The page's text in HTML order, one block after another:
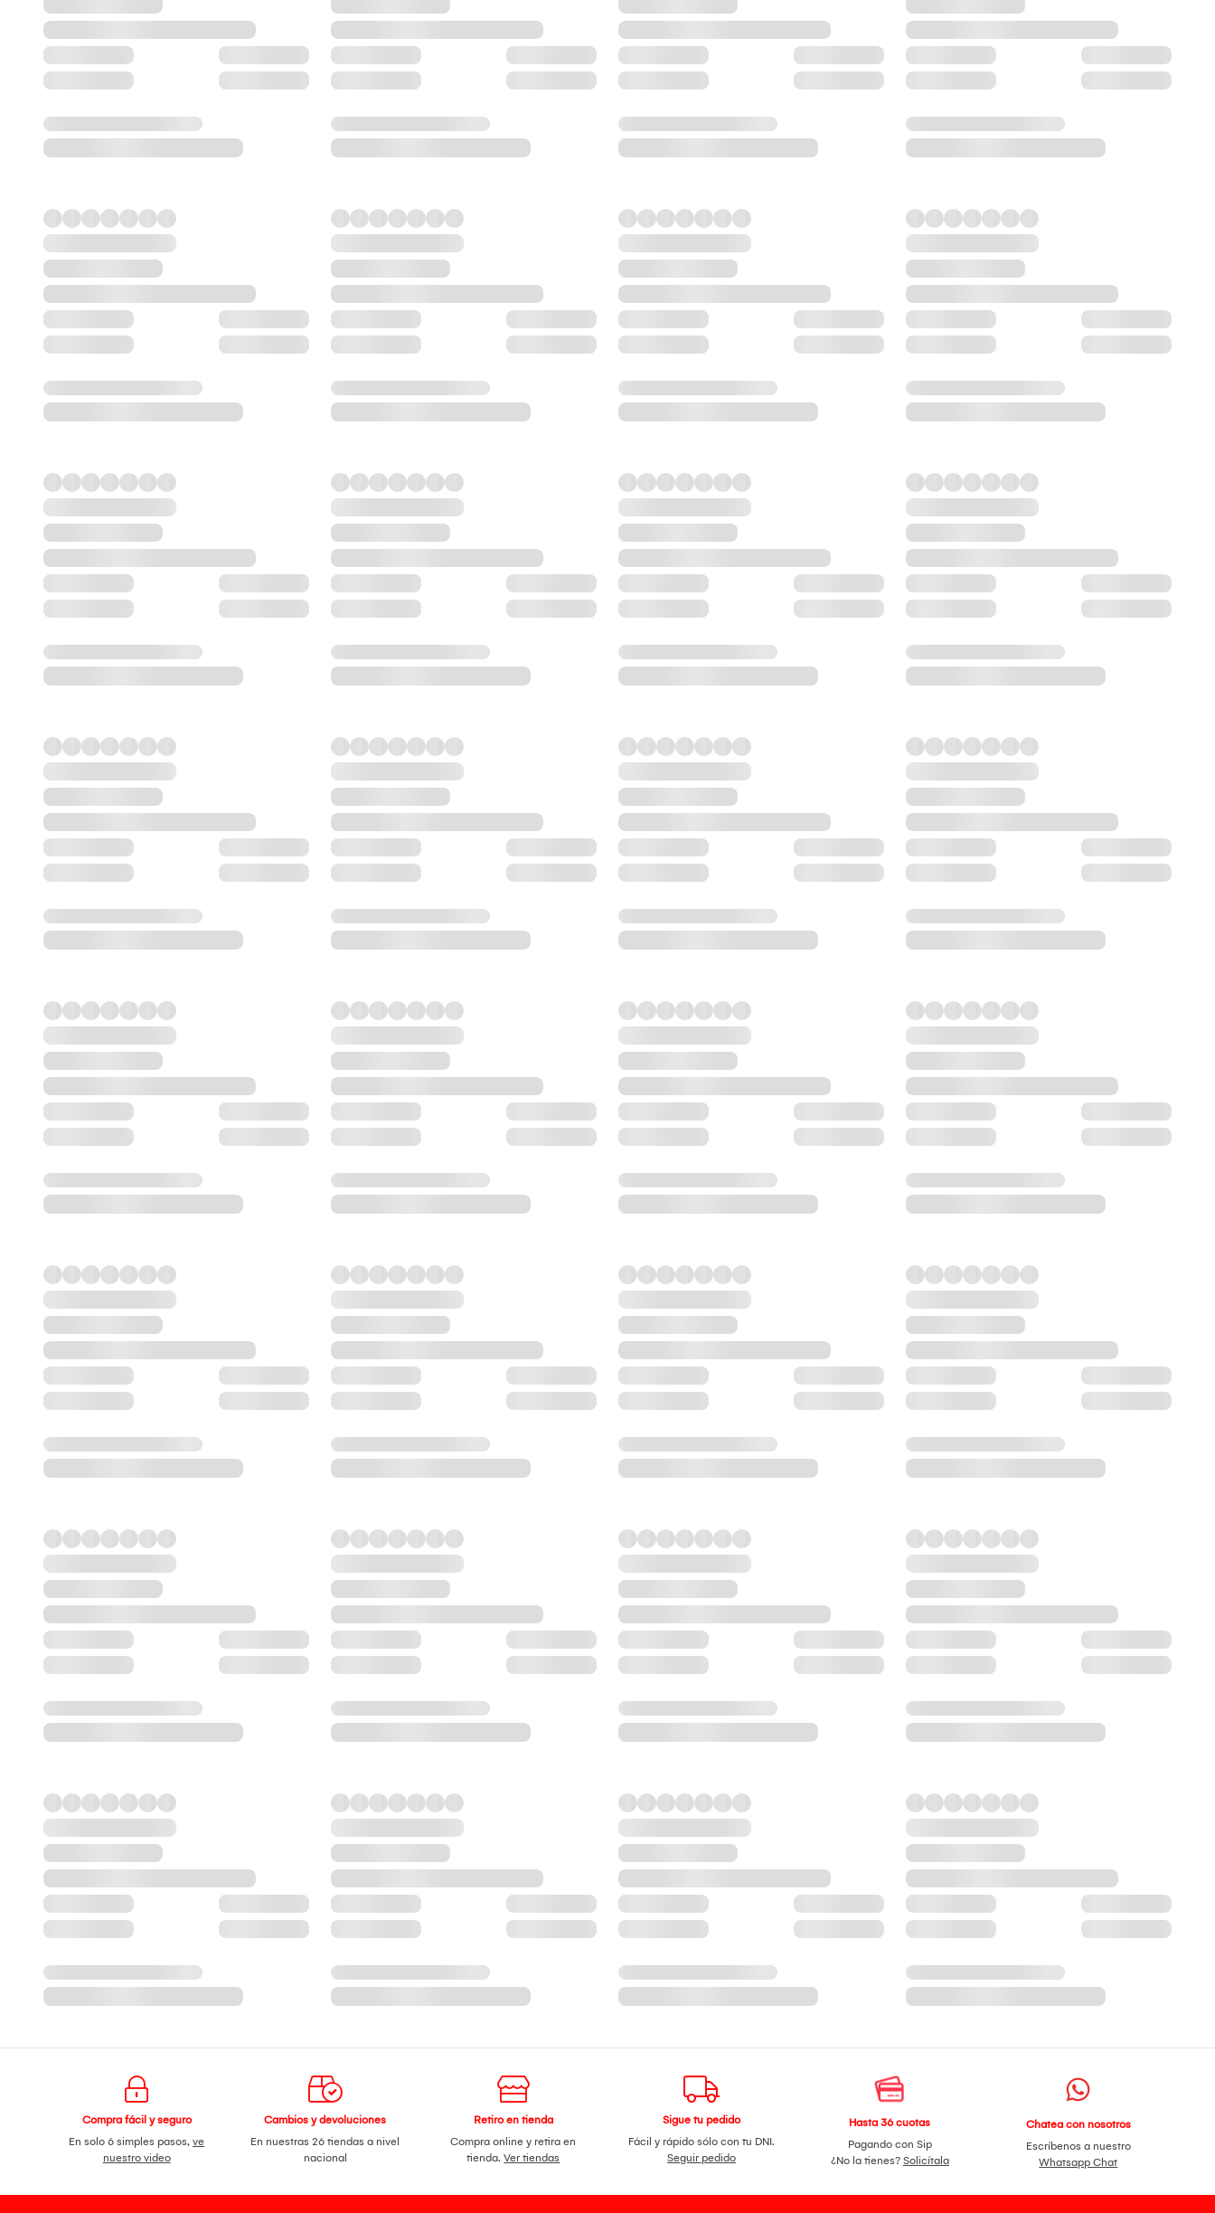
Compra fácil y seguro
En solo 6 simples pasos,ve
nuestro video
Cambios y devoluciones
En nuestras 26 tiendas a nivel
nacional
Retiro en tienda
Compra online y retira en
tienda.Ver tiendas
Sigue tu pedido
Fácil y rápido sólo con tu DNI.
Seguir pedido
Hasta 36 cuotas
Pagando con Sip
¿No la tienes? Solicítala
Chatea con nosotros
Escríbenos a nuestro
Whatsapp Chat